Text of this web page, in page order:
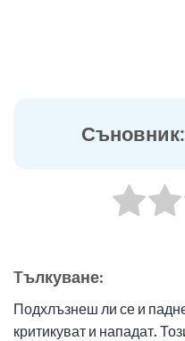
Tълкуване:
Подхлъзнеш ли се и
критикуват и нападат.